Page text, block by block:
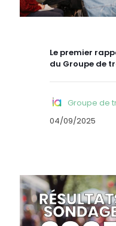
Le premier
du Groupe de
Groupe de
04/09/2025